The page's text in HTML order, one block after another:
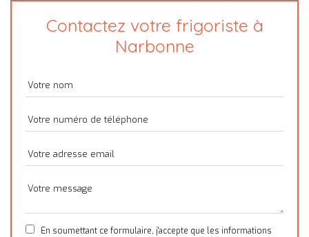
Contactez votre frigoriste à
Narbonne
En soumettant ce formulaire, j'accepte que les informations